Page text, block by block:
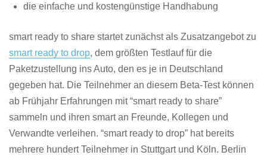
die einfache und kostengünstige Handhabung
smart ready to share startet zunächst als Zusatzangebot zu
smart ready to drop, dem größten Testlauf für die
Paketzustellung ins Auto, den es je in Deutschland
gegeben hat. Die Teilnehmer an diesem Beta-Test können
ab Frühjahr Erfahrungen mit “smart ready to share”
sammeln und ihren smart an Freunde, Kollegen und
Verwandte verleihen. “smart ready to drop” hat bereits
mehrere hundert Teilnehmer in Stuttgart und Köln. Berlin